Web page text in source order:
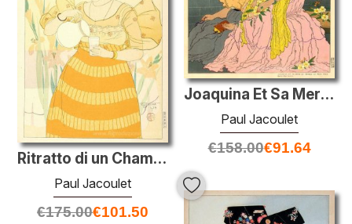
Joaquina Et Sa Mere Au Discorso Du Pere Pons. Rota, Marianne
Paul Jacoulet
€158.00€91.64
Ritratto di un Chamorro Woman - Arancione
Paul Jacoulet
€175.00€101.50